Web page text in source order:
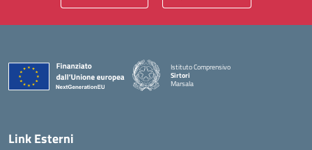
Istituto Comprensivo
Sirtori
Marsala
Link Esterni